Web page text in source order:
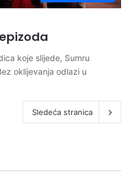
koje slijede, Sumru
oklijevanja odlazi u
Sledeća stranica